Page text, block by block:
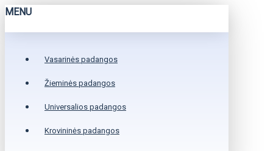
MENU
Vasarinės padangos
Žieminės padangos
Universalios padangos
Krovininės padangos